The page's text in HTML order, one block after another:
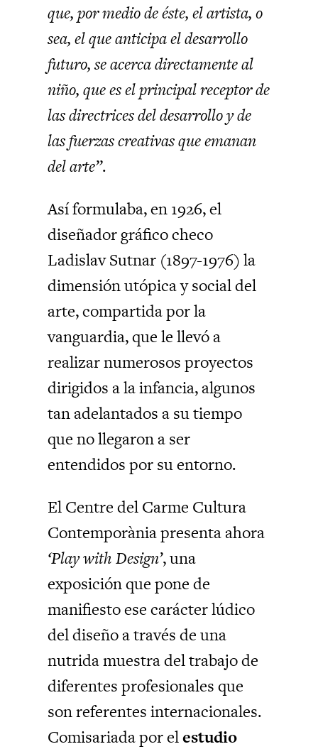
que, por medio de éste, el artista, o
sea, el que anticipa el desarrollo
futuro, se acerca directamente al
niño, que es el principal receptor de
las directrices del desarrollo y de
las fuerzas creativas que emanan
del arte”.
Así formulaba, en 1926, el
diseñador gráfico checo
Ladislav Sutnar (1897-1976) la
dimensión utópica y social del
arte, compartida por la
vanguardia, que le llevó a
realizar numerosos proyectos
dirigidos a la infancia, algunos
tan adelantados a su tiempo
que no llegaron a ser
entendidos por su entorno.
El Centre del Carme Cultura
Contemporània presenta ahora
‘Play with Design’, una
exposición que pone de
manifiesto ese carácter lúdico
del diseño a través de una
nutrida muestra del trabajo de
diferentes profesionales que
son referentes internacionales.
Comisariada por elestudio